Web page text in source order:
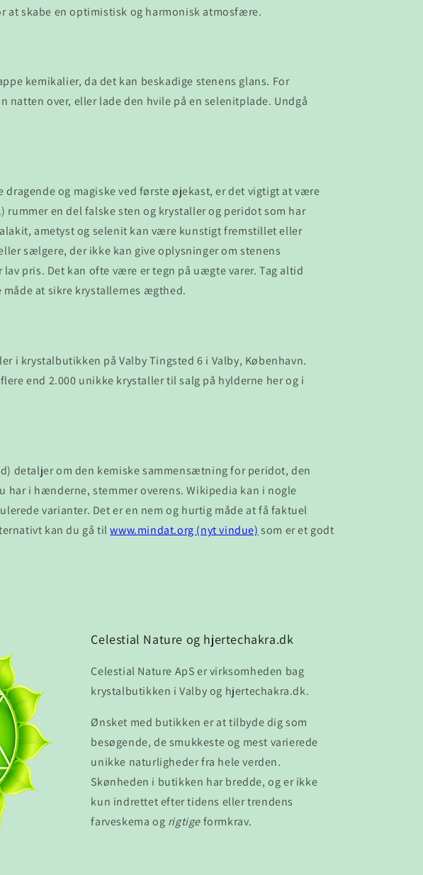
at skabe en optimistisk og harmonisk atmosfære.
kemikalier, da det kan beskadige stenens glans. For
natten over, eller lade den hvile på en selenitplade. Undgå
og magiske ved første øjekast, er det vigtigt at være
en del falske sten og krystaller og peridot som har
ametyst og selenit kan være kunstigt fremstillet eller
sælgere, der ikke kan give oplysninger om stenens
pris. Det kan ofte være er tegn på uægte varer. Tag altid
at sikre krystallernes ægthed.
i krystalbutikken på Valby Tingsted 6 i Valby, København.
end 2.000 unikke krystaller til salg på hylderne her og i
detaljer om den kemiske sammensætning for peridot, den
i hænderne, stemmer overens. Wikipedia kan i nogle
varianter. Det er en nem og hurtig måde at få faktuel
kan du gå tilwww.mindat.org (nyt vindue) som er et godt
Celestial Nature og hjertechakra.dk
Celestial Nature ApS er virksomheden bag
krystalbutikken i Valby og hjertechakra.dk.
Ønsket med butikken er at tilbyde dig som
besøgende, de smukkeste og mest varierede
unikke naturligheder fra hele verden.
Skønheden i butikken har bredde, og er ikke
kun indrettet efter tidens eller trendens
farveskema og rigtigeformkrav.